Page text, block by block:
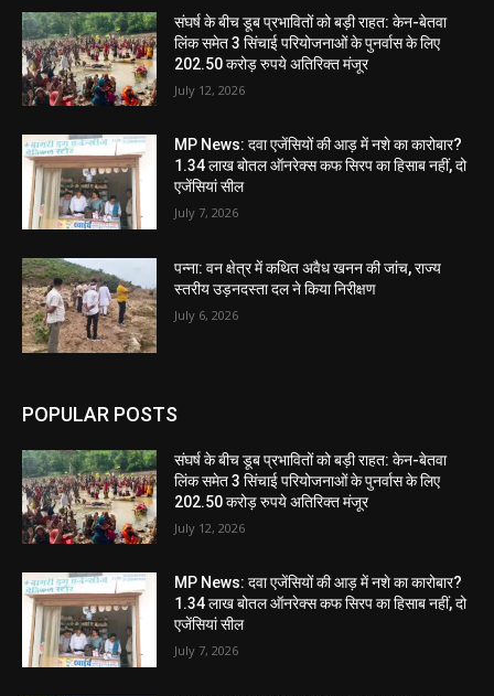
संघर्ष के बीच डूब प्रभावितों को बड़ी राहत: केन-बेतवा
लिंक समेत 3 सिंचाई परियोजनाओं के पुनर्वास के लिए
202.50 करोड़ रुपये अतिरिक्त मंजूर
July 12, 2026
MP News: दवा एजेंसियों की आड़ में नशे का कारोबार?
1.34 लाख बोतल ऑनरेक्स कफ सिरप का हिसाब नहीं, दो
एजेंसियां सील
July 7, 2026
पन्ना: वन क्षेत्र में कथित अवैध खनन की जांच, राज्य
स्तरीय उड़नदस्ता दल ने किया निरीक्षण
July 6, 2026
POPULAR POSTS
संघर्ष के बीच डूब प्रभावितों को बड़ी राहत: केन-बेतवा
लिंक समेत 3 सिंचाई परियोजनाओं के पुनर्वास के लिए
202.50 करोड़ रुपये अतिरिक्त मंजूर
July 12, 2026
MP News: दवा एजेंसियों की आड़ में नशे का कारोबार?
1.34 लाख बोतल ऑनरेक्स कफ सिरप का हिसाब नहीं, दो
एजेंसियां सील
July 7, 2026